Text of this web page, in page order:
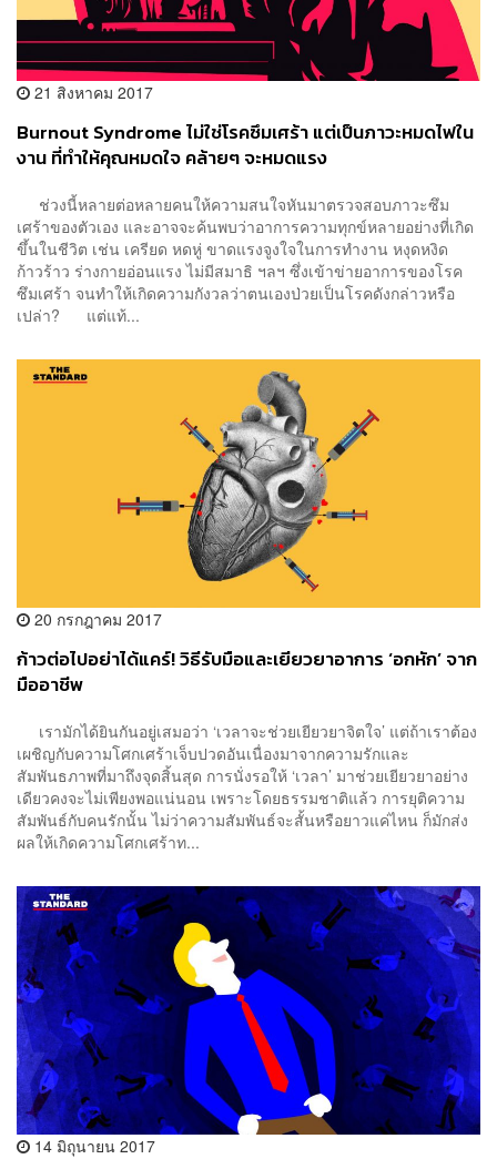
21 สิงหาคม 2017
Burnout Syndrome ไม่ใช่โรคซึมเศร้า แต่เป็นภาวะหมดไฟใน
งาน ที่ทำให้คุณหมดใจ คล้ายๆ จะหมดแรง
ช่วงนี้หลายต่อหลายคนให้ความสนใจหันมาตรวจสอบภาวะซึม
เศร้าของตัวเอง และอาจจะค้นพบว่าอาการความทุกข์หลายอย่างที่เกิด
ขึ้นในชีวิต เช่น เครียด หดหู่ ขาดแรงจูงใจในการทำงาน หงุดหงิด
ก้าวร้าว ร่างกายอ่อนแรง ไม่มีสมาธิ ฯลฯ ซึ่งเข้าข่ายอาการของโรค
ซึมเศร้า จนทำให้เกิดความกังวลว่าตนเองป่วยเป็นโรคดังกล่าวหรือ
เปล่า? แต่แท้...
20 กรกฎาคม 2017
ก้าวต่อไปอย่าได้แคร์! วิธีรับมือและเยียวยาอาการ ‘อกหัก’ จาก
มืออาชีพ
เรามักได้ยินกันอยู่เสมอว่า ‘เวลาจะช่วยเยียวยาจิตใจ’ แต่ถ้าเราต้อง
เผชิญกับความโศกเศร้าเจ็บปวดอันเนื่องมาจากความรักและ
สัมพันธภาพที่มาถึงจุดสิ้นสุด การนั่งรอให้ ‘เวลา’ มาช่วยเยียวยาอย่าง
เดียวคงจะไม่เพียงพอแน่นอน เพราะโดยธรรมชาติแล้ว การยุติความ
สัมพันธ์กับคนรักนั้น ไม่ว่าความสัมพันธ์จะสั้นหรือยาวแค่ไหน ก็มักส่ง
ผลให้เกิดความโศกเศร้าท...
14 มิถุนายน 2017